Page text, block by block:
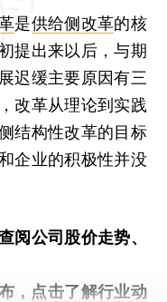
是供给侧改革的核
提出来以后，与期
迟缓主要原因有三
改革从理论到实践
结构性改革的目标
企业的积极性并没
阅公司股价走势、
， 点击了解行业动